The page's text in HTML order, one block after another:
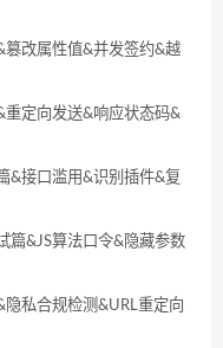
改属性值&并发签约&越
定向发送&响应状态码&
&接口滥用&识别插件&复
篇&JS算法口令&隐藏参数
私合规检测&URL重定向